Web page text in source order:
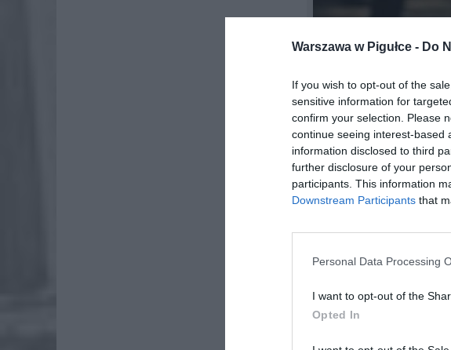
Warszawa w Pigułce - Do
If you wish to opt-out of the
sensitive information for
confirm your selection. Please
continue seeing interest-based
information disclosed to third
further disclosure of your
participants. This information
Downstream Participants that
Personal Data Processing
I want to opt-out of the
Opted In
We wtorek na terenie
B.
ZOBACZ RÓWNIEŻ:
Lidl przecenił hit do
początek
4 sierpnia 2026 16:06
Pieniądze dla
4 sierpnia 2026 12:56